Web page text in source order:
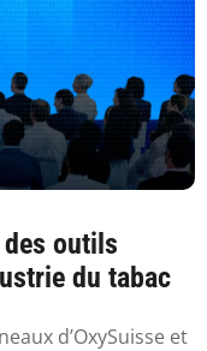
outils
du tabac
d’OxySuisse et